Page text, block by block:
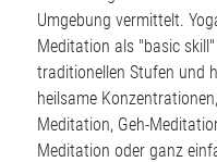
Umgebung vermittelt.
Meditation als "basic
traditionellen Stufen und
heilsame
Meditation, Geh-
Meditation oder ganz